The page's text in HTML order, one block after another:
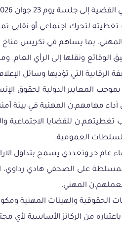
لتحرك اجتماعي أو نقابي
بما يساهم في تكريس
ونقلها إلى الرأي
الرقابية التي تؤديها وسائل
المعايير الدولية لحقوق
مهامهم.ن المهنية في بيئة آمنة
للقضايا الاجتماعية
العمومية.
حر وتعددي يسمح بتداول
على الصحفي هادي رداوي،
المهني.
والهيئات المهنية
من الركائز الأساسية لأي